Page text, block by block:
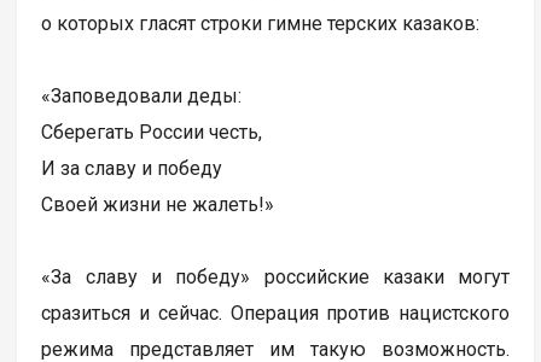
о которых гласят строки гимне терских казаков:
«Заповедовали деды:
Сберегать России честь,
И за славу и победу
Своей жизни не жалеть!»
«За славу и победу» российские казаки могут
сразиться и сейчас. Операция против нацистского
режима представляет им такую возможность.